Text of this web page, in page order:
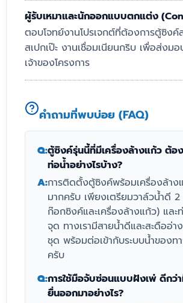
ผู้รับเหมาและนักออกแบบตกแต่ง
ตอบโจทย์งานโปรเจกต์ที่ต้องการตู้ซิง
สเปกเป๊ะ งานเชื่อมเนียนกริบ เพื่อส่งม
เจ้าของโครงการ
คำถามที่พบบ่อย (FAQ)
Q:ตู้ซิงค์รุ่นนี้ที่มีเครื่องล้างแก้ว ต้อ
ท่อน้ำอย่างไรบ้าง?
A:การติดตั้งตู้ซิงค์พร้อมเครื่องล้าง
มากครับ เพียงเตรียมวาล์วน้ำดี
ก๊อกซิงค์และเครื่องล้างแก้ว) และ
จุด ทางเรามีสายน้ำดีและสะดืออ่า
ชุด พร้อมต่อเข้ากับระบบน้ำของท
ครับ
Q:การใช้มือจับซ่อนแบบฝังเพ่ ดีกว่
ยื่นออกมาอย่างไร?